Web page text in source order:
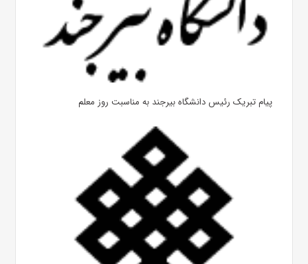
پیام تبریک رئیس دانشگاه بیرجند به مناسبت روز معلم